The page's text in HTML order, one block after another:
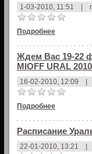
1-03-2010, 11:51
Подробнее
Ждем Вас 19-22
MIOFF URAL 2010
16-02-2010, 12:09
Подробнее
Расписание
22-01-2010, 13:21